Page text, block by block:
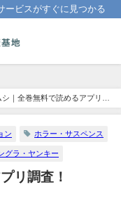
ービスがすぐに見つかる
シ｜全巻無料で読めるアプリ調
ン ホラー・サスペンス
グラ・ヤンキー
リ調査！